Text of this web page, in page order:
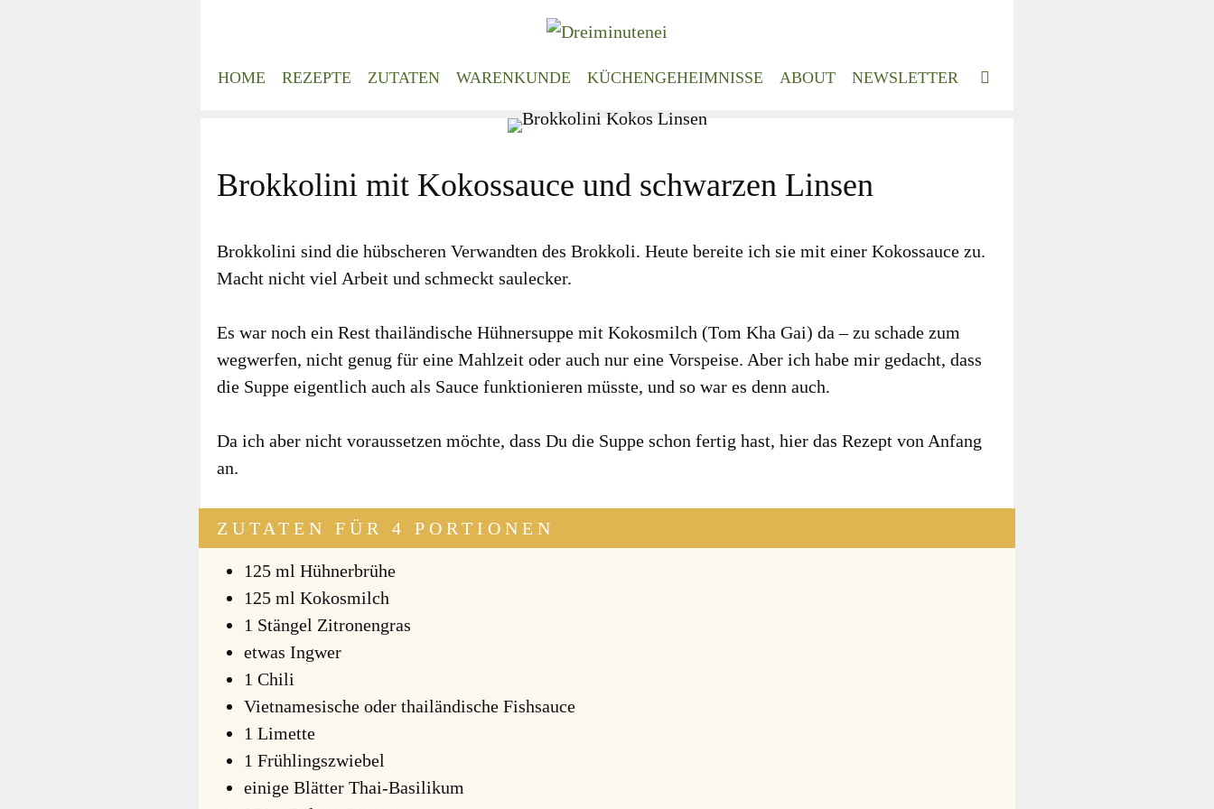
HOME REZEPTE ZUTATEN WARENKUNDE KÜCHENGEHEIMNISSE ABOUT NEWSLETTER
Brokkolini mit Kokossauce und schwarzen Linsen
Brok­ko­li­ni sind die hüb­sche­ren Ver­wand­ten des Brok­ko­li. Heu­te berei­te ich sie mit einer Kokos­sauce zu.
Macht nicht viel Arbeit und schmeckt saul­ecker.
Es war noch ein Rest thai­län­di­sche Hüh­ner­sup­pe mit Kokos­milch (Tom Kha Gai) da – zu scha­de zum
weg­wer­fen, nicht genug für eine Mahl­zeit oder auch nur eine Vor­spei­se. Aber ich habe mir gedacht, dass
die Sup­pe eigent­lich auch als Sau­ce funk­tio­nie­ren müss­te, und so war es denn auch.
Da ich aber nicht vor­aus­set­zen möch­te, dass Du die Sup­pe schon fer­tig hast, hier das Rezept von Anfang
an.
ZUTATEN FÜR 4 PORTIONEN
125 ml Hüh­ner­brü­he
125 ml Kokos­milch
1 Stän­gel Zitro­nen­gras
etwas Ing­wer
1 Chi­li
Viet­na­me­si­sche oder thai­län­di­sche Fish­sauce
1 Limet­te
1 Früh­lings­zwie­bel
eini­ge Blät­ter Thai-Basi­li­kum